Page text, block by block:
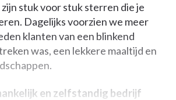
stuk voor stuk sterren die je
Dagelijks voorzien we meer
klanten van een blinkend
was, een lekkere maaltijd en
en zelfstandig bedrijf